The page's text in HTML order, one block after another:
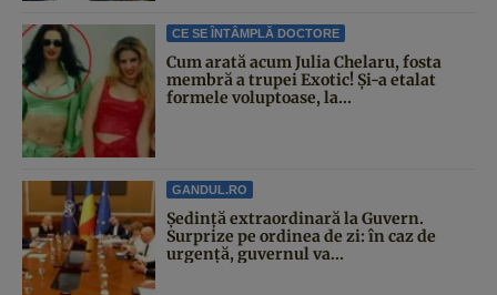
CE SE ÎNTÂMPLĂ DOCTORE
Cum arată acum Julia Chelaru, fosta
membră a trupei Exotic! Și-a etalat
formele voluptoase, la...
GANDUL.RO
Şedinţă extraordinară la Guvern.
Surprize pe ordinea de zi: în caz de
urgență, guvernul va...